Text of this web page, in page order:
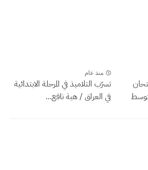
منذ عام
تسرّب التلاميذ في المرحلة الابتدائية
في العراق / هبة نافع...